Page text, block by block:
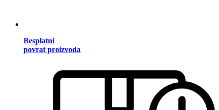
Besplatni
povrat proizvoda